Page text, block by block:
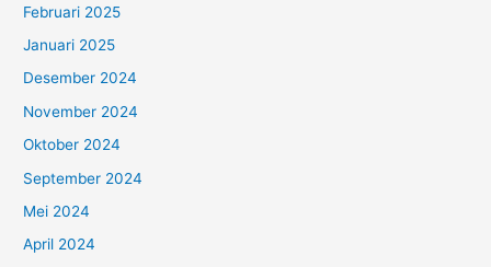
Februari 2025
Januari 2025
Desember 2024
November 2024
Oktober 2024
September 2024
Mei 2024
April 2024